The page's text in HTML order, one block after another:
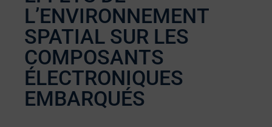
L’ENVIRONNEMENT
SPATIAL SUR LES
COMPOSANTS
ÉLECTRONIQUES
EMBARQUÉS